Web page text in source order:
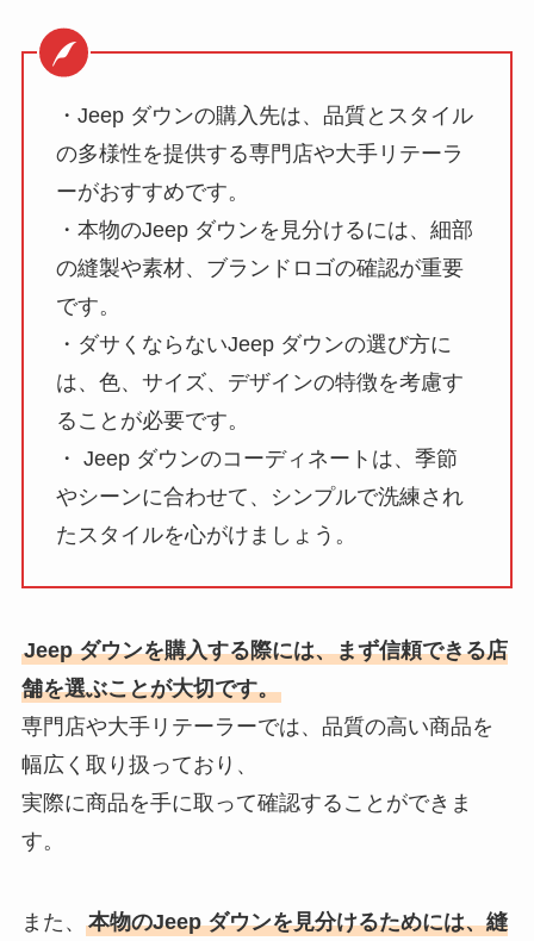
・Jeep ダウンの購入先は、品質とスタイル
の多様性を提供する専門店や大手リテーラ
ーがおすすめです。
・本物のJeep ダウンを見分けるには、細部
の縫製や素材、ブランドロゴの確認が重要
です。
・ダサくならないJeep ダウンの選び方に
は、色、サイズ、デザインの特徴を考慮す
ることが必要です。
・ Jeep ダウンのコーディネートは、季節
やシーンに合わせて、シンプルで洗練され
たスタイルを心がけましょう。
Jeep ダウンを購入する際には、まず信頼できる店
舗を選ぶことが大切です。
専門店や大手リテーラーでは、品質の高い商品を
幅広く取り扱っており、
実際に商品を手に取って確認することができま
す。
また、 本物のJeep ダウンを見分けるためには、縫